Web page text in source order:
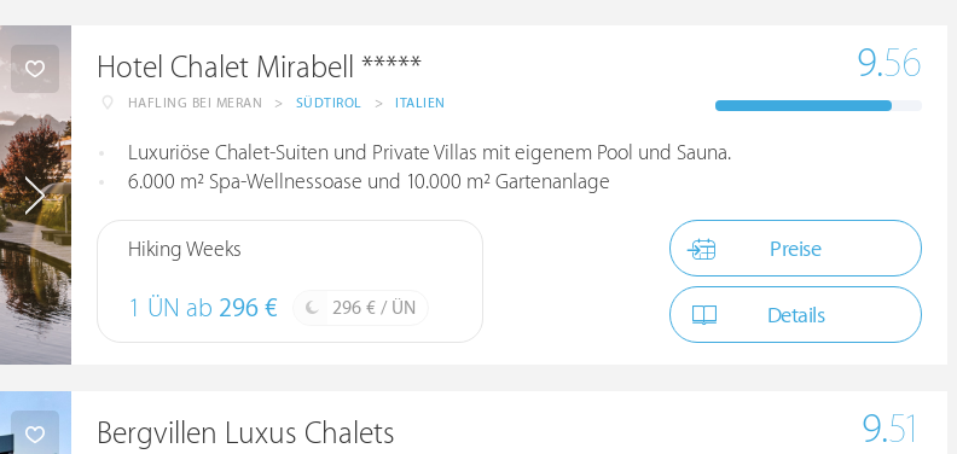
Hotel Chalet Mirabell *****
HAFLING BEI MERAN > SÜDTIROL > ITALIEN
9.56
Luxuriöse Chalet-Suiten und Private Villas mit eigenem Pool und Sauna.
6.000 m² Spa-Wellnessoase und 10.000 m² Gartenanlage
Hiking Weeks
1 ÜN ab 296 € 296 € / ÜN
Preise
Details
Bergvillen Luxus Chalets 9.51